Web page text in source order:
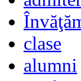
clase
alumni